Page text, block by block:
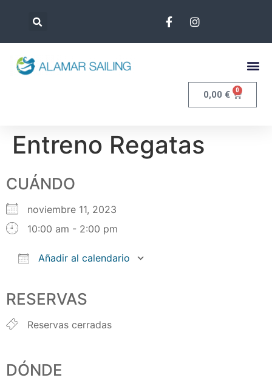
0,00 € 0
Entreno Regatas
CUÁNDO
noviembre 11, 2023
10:00 am - 2:00 pm
Añadir al calendario
RESERVAS
Reservas cerradas
DÓNDE